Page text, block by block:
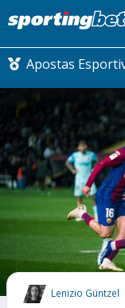
Apostas
COMO
MAIS
Lenizio Güntzel